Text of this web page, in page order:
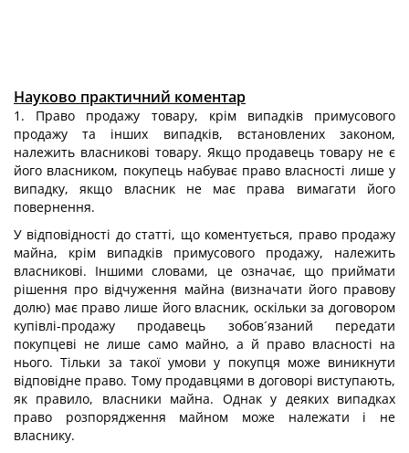
Науково практичний коментар
1. Право продажу товару, крім випадків примусового
продажу та інших випадків, встановлених законом,
належить власникові товару. Якщо продавець товару не є
його власником, покупець набуває право власності лише у
випадку, якщо власник не має права вимагати його
повернення.
У відповідності до статті, що коментується, право продажу
майна, крім випадків примусового продажу, належить
власникові. Іншими словами, це означає, що приймати
рішення про відчуження майна (визначати його правову
долю) має право лише його власник, оскільки за договором
купівлі-продажу продавець зобов´язаний передати
покупцеві не лише само майно, а й право власності на
нього. Тільки за такої умови у покупця може виникнути
відповідне право. Тому продавцями в договорі виступають,
як правило, власники майна. Однак у деяких випадках
право розпорядження майном може належати і не
власнику.